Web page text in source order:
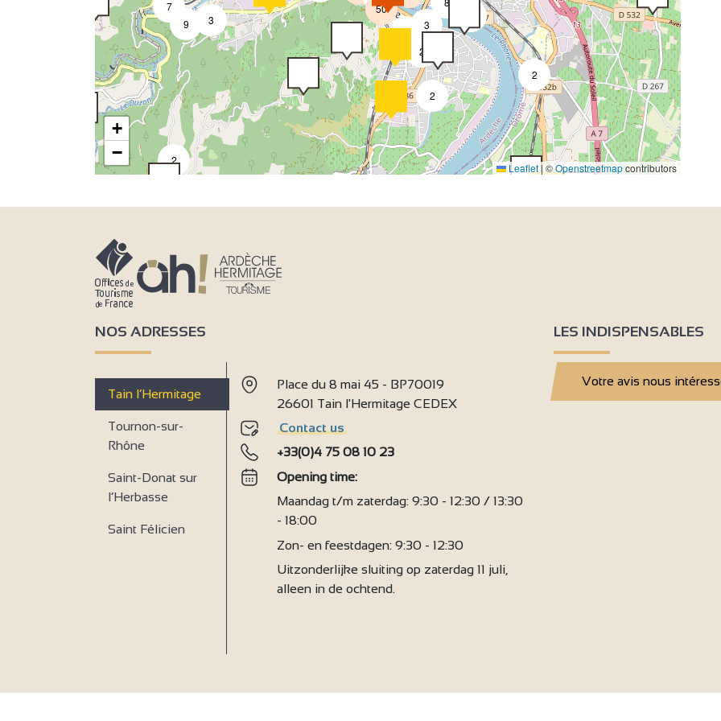
2
2
9
2
2
2
7
3
9
2
3
50
+
−
Leaflet | ©Openstreetmapcontributors
NOS ADRESSES
Tain l’Hermitage
Tournon-sur-
Rhône
Saint-Donat sur
l’Herbasse
Saint Félicien
Place du 8 mai 45 - BP70019
26601 Tain l'Hermitage CEDEX
Contact us
+33(0)4 75 08 10 23
Opening time:
Maandag t/m zaterdag: 9:30 - 12:30 / 13:30
- 18:00
Zon- en feestdagen: 9:30 - 12:30
Uitzonderlijke sluiting op zaterdag 11 juli,
alleen in de ochtend.
LES INDISPENSABLES
Votre avis nous